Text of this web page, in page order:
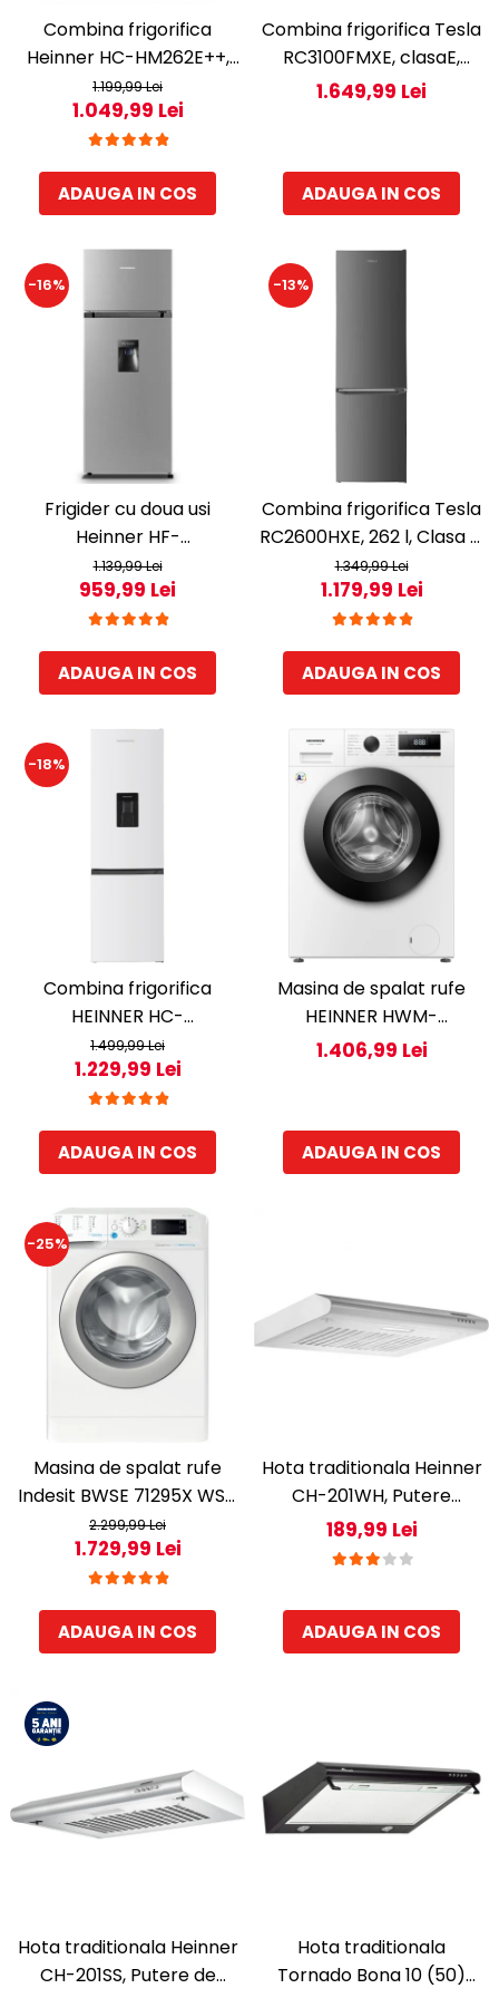
Combina frigorifica
Heinner HC-HM262E++,
262 l, Control electronic,
Iluminare LED, Usi
reversibile, Clasa E, H 180
cm, Alb
1.199,99 Lei
1.049,99 Lei
ADAUGA IN COS
Combina frigorifica Tesla
RC3100FMXE, clasaE,
310LTotal No Frost,
1.649,99 Lei
ADAUGA IN COS
-16%
Frigider cu doua usi
Heinner HF-
HS205SWDE++, 206 l,
Dozator de apa,
Iluminare LED, H 143.4 cm,
Clasa E, Argintiu
1.139,99 Lei
959,99 Lei
ADAUGA IN COS
-13%
Combina frigorifica Tesla
RC2600HXE, 262 l, Clasa E,
Iluminare LED,
dezghetare automata
frigider, H 180 cm, Inox
1.349,99 Lei
1.179,99 Lei
ADAUGA IN COS
-18%
Combina frigorifica
HEINNER HC-
HM260INVWDD, Clasa D,
260L, Dozator apa,
Control electronic cu
termostat ajustabil,
Lumina LED, Usa
1.499,99 Lei
1.229,99 Lei
ADAUGA IN COS
Masina de spalat rufe
HEINNER HWM-
HME9014IVA10+++, 9 KG,
Display digital, Program
Allergy steam, Alb
1.406,99 Lei
ADAUGA IN COS
-25%
Masina de spalat rufe
Indesit BWSE 71295X WSV
EU, 1200 RPM, 7 kg, Clasa
B
2.299,99 Lei
1.729,99 Lei
ADAUGA IN COS
Hota traditionala Heinner
CH-201WH, Putere
absorbtie 209 mc/h, 1
motor, 60 cm, Alb
189,99 Lei
ADAUGA IN COS
Hota traditionala Heinner
CH-201SS, Putere de
Hota traditionala
Tornado Bona 10 (50)